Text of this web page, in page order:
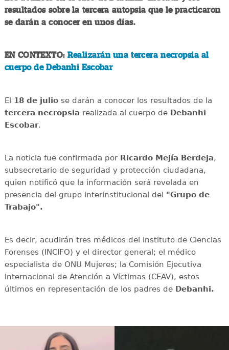
resultados sobre la tercera autopsia que le practicaron
se darán a conocer en unos días.
EN CONTEXTO: Realizarán una tercera necropsia al
cuerpo de Debanhi Escobar
El 18 de juliose darán a conocer los resultados de la
tercera necropsia realizada al cuerpo de Debanhi
Escobar.
La noticia fue confirmada por Ricardo Mejía Berdeja,
subsecretario de seguridad y protección ciudadana,
quien notificó que la información será revelada en
presencia del grupo interinstitucional del "Grupo de
Trabajo".
Es decir, acudirán tres médicos del Instituto de Ciencias
Forenses (INCIFO) y el director general; el médico
especialista de ONU Mujeres; la Comisión Ejecutiva
Internacional de Atención a Víctimas (CEAV), estos
últimos en representación de los padres de Debanhi.